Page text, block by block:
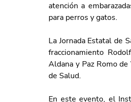
atención a
para perros y gatos.
La Jornada Estatal de
fraccionamiento
Aldana y Paz Romo
de Salud.
En este evento, el